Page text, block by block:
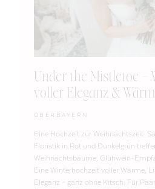
Under the Mistletoe –
voller Eleganz &
OBERBAYERN
Eine Hochzeit zur Weihnachtszeit:
Floristik in Rot und Dunkelgrün
Weihnachtsbäume, Glühwein-
Eine Winterhochzeit voller Wärme,
Eleganz – ganz ohne Kitsch. Für